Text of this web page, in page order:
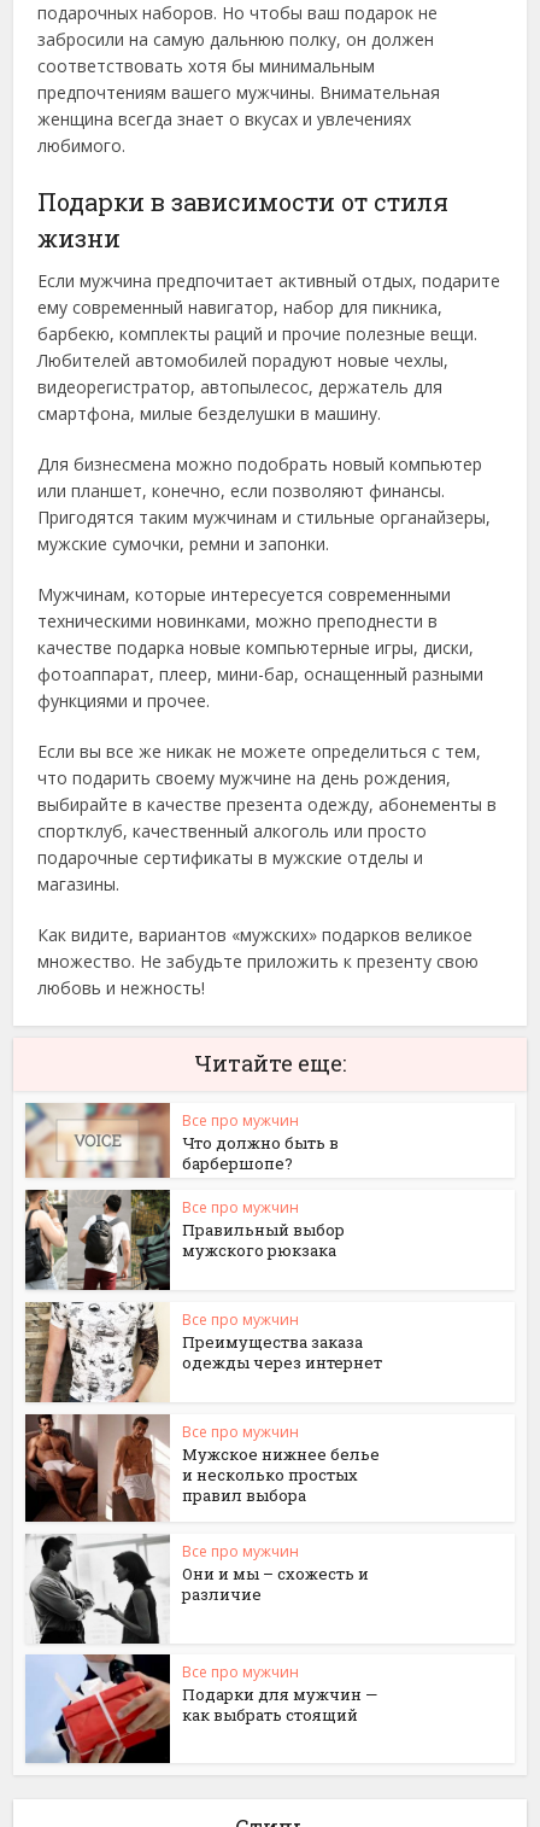
подарочных наборов. Но чтобы ваш подарок не
забросили на самую дальнюю полку, он должен
соответствовать хотя бы минимальным
предпочтениям вашего мужчины. Внимательная
женщина всегда знает о вкусах и увлечениях
любимого.
Подарки в зависимости от стиля
жизни
Если мужчина предпочитает активный отдых, подарите
ему современный навигатор, набор для пикника,
барбекю, комплекты раций и прочие полезные вещи.
Любителей автомобилей порадуют новые чехлы,
видеорегистратор, автопылесос, держатель для
смартфона, милые безделушки в машину.
Для бизнесмена можно подобрать новый компьютер
или планшет, конечно, если позволяют финансы.
Пригодятся таким мужчинам и стильные органайзеры,
мужские сумочки, ремни и запонки.
Мужчинам, которые интересуется современными
техническими новинками, можно преподнести в
качестве подарка новые компьютерные игры, диски,
фотоаппарат, плеер, мини-бар, оснащенный разными
функциями и прочее.
Если вы все же никак не можете определиться с тем,
что подарить своему мужчине на день рождения,
выбирайте в качестве презента одежду, абонементы в
спортклуб, качественный алкоголь или просто
подарочные сертификаты в мужские отделы и
магазины.
Как видите, вариантов «мужских» подарков великое
множество. Не забудьте приложить к презенту свою
любовь и нежность!
Читайте еще:
Все про мужчин
Что должно быть в
барбершопе?
Все про мужчин
Правильный выбор
мужского рюкзака
Все про мужчин
Преимущества заказа
одежды через интернет
Все про мужчин
Мужское нижнее белье
и несколько простых
правил выбора
Все про мужчин
Они и мы – схожесть и
различие
Все про мужчин
Подарки для мужчин —
как выбрать стоящий